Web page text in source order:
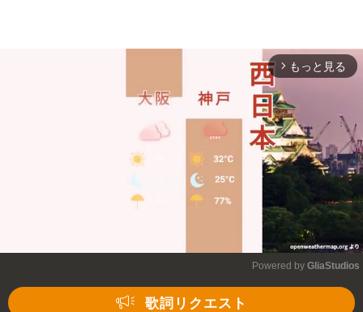
arrow_forward_ios もっと見る
Powered by GliaStudios
歌詞リクエスト